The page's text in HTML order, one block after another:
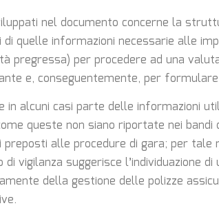
nel documento concerne la
quelle informazioni necessarie alle
pregressa) per procedere ad una
e, conseguentemente, per
in alcuni casi parte delle informazioni
queste non siano riportate nei bandi
alle procedure di gara; per
di vigilanza suggerisce l’individuazione
della gestione delle polizze